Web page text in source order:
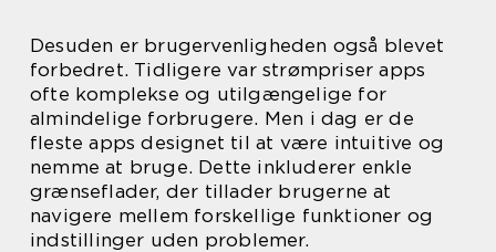
Desuden er brugervenligheden også blevet
forbedret. Tidligere var strømpriser apps
ofte komplekse og utilgængelige for
almindelige forbrugere. Men i dag er de
fleste apps designet til at være intuitive og
nemme at bruge. Dette inkluderer enkle
grænseflader, der tillader brugerne at
navigere mellem forskellige funktioner og
indstillinger uden problemer.